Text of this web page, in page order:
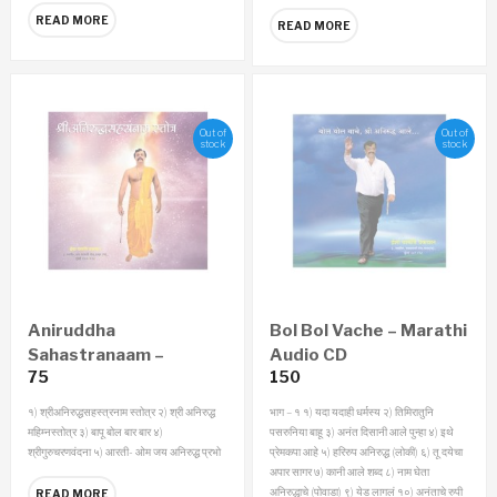
READ MORE READ MORE
Out of
stock
Aniruddha
Sahastranaam –
Marathi Audio CD
75
१) श्रीअनिरुद्धसहस्त्रनाम स्तोत्र२) श्री अनिरुद्ध
महिम्नस्तोत्र३) बापू बोल बार बार४)
श्रीगुरुचरणवंदना ५) आरती- ओम जय अनिरुद्ध प्रभो
READ MORE
Out of
stock
Bol Bol Vache – Marathi
Audio CD
150
भाग – १ १) यदा यदाही धर्मस्य २) तिमिरातुनि
पसरुनिया बाहू ३) अनंत दिसानी आले पुन्हा ४) इथे
प्रेमकपा आहे ५) हरिरुप अनिरुद्ध (लोकी) ६) तू दयेचा
अपार सागर७) कानी आले शब्द ८) नाम घेता
अनिरुद्धाचे (पोवाडा) ९) येड लागलं १०) अनंताचे रुपी